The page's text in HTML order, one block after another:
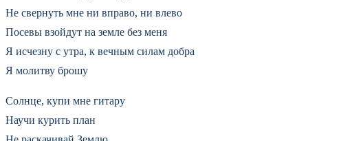
Не свернуть мне ни вправо, ни влево
Посевы взойдут на земле без меня
Я исчезну с утра, к вечным силам добра
Я молитву брошу
Солнце, купи мне гитару
Научи курить план